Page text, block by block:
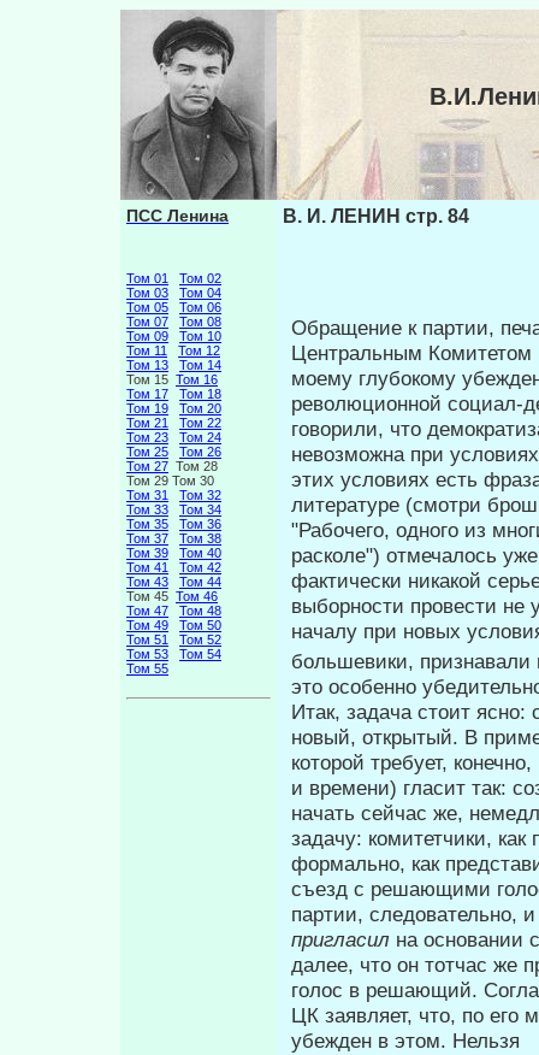
ПСС Ленина
Том 01
Том 02
Том 03
Том 04
Том 05
Том 06
Том 07
Том 08
Том 09
Том 10
Том 11
Том 12
Том 13
Том 14
Том 15 Том 16
Том 17
Том 18
Том 19
Том 20
Том 21
Том 22
Том 23
Том 24
Том 25
Том 26
Том 27 Том 28
Том 29 Том 30
Том 31
Том 32
Том 33
Том 34
Том 35
Том 36
Том 37
Том 38
Том 39
Том 40
Том 41
Том 42
Том 43
Том 44
Том 45 Том 46
Том 47
Том 48
Том 49
Том 50
Том 51
Том 52
Том 53
Том 54
Том 55
В. И. ЛЕНИН стр. 84
Обращение к партии,
Центральным Комитетом
моему глубокому
революционной социал-
говорили, что
невозможна при
этих условиях есть
литературе (смотри
"Рабочего, одного из
расколе") отмечалось
фактически никакой
выборности провести не
началу при новых
большевики,
это особенно
Итак, задача стоит ясно:
новый, открытый. В
которой требует,
и времени) гласит так:
начать сейчас же,
задачу: комитетчики,
формально, как
съезд с решающими
партии, следовательно,
пригласил на основании
далее, что он тотчас же
голос в решающий.
ЦК заявляет, что, по его
убежден в этом. Нельзя